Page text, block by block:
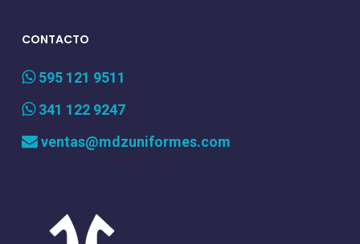
CONTACTO
595 121 9511
341 122 9247
ventas@mdzuniformes.com